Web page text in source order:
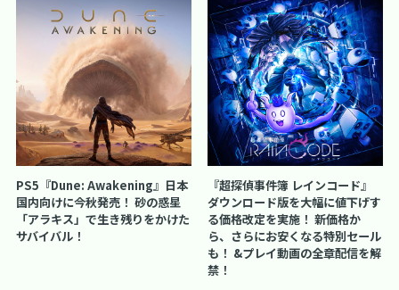
PS5『Dune: Awakening』日本
国内向けに今秋発売！ 砂の惑星
「アラキス」で生き残りをかけた
サバイバル！
『超探偵事件簿 レインコード』
ダウンロード版を大幅に値下げす
る価格改定を実施！ 新価格か
ら、さらにお安くなる特別セール
も！ &プレイ動画の全章配信を解
禁！